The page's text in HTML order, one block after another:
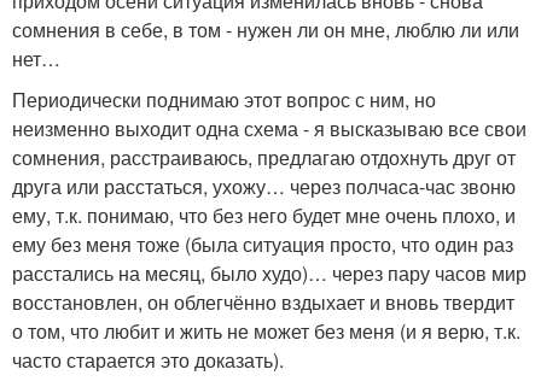
сомнения в себе, в том - нужен ли он мне, люблю ли или
нет…
Периодически поднимаю этот вопрос с ним, но
неизменно выходит одна схема - я высказываю все свои
сомнения, расстраиваюсь, предлагаю отдохнуть друг от
друга или расстаться, ухожу… через полчаса-час звоню
ему, т.к. понимаю, что без него будет мне очень плохо, и
ему без меня тоже (была ситуация просто, что один раз
расстались на месяц, было худо)… через пару часов мир
восстановлен, он облегчённо вздыхает и вновь твердит
о том, что любит и жить не может без меня (и я верю, т.к.
часто старается это доказать).